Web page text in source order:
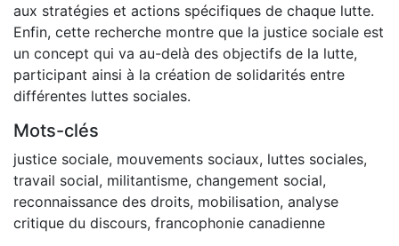
aux stratégies et actions spécifiques de chaque lutte.
Enfin, cette recherche montre que la justice sociale est
un concept qui va au-delà des objectifs de la lutte,
participant ainsi à la création de solidarités entre
différentes luttes sociales.
Mots-clés
justice sociale, mouvements sociaux, luttes sociales,
travail social, militantisme, changement social,
reconnaissance des droits, mobilisation, analyse
critique du discours, francophonie canadienne